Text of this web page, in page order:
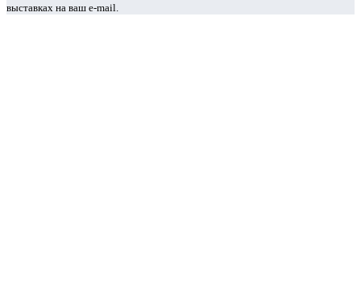
выставках на ваш e-mail.